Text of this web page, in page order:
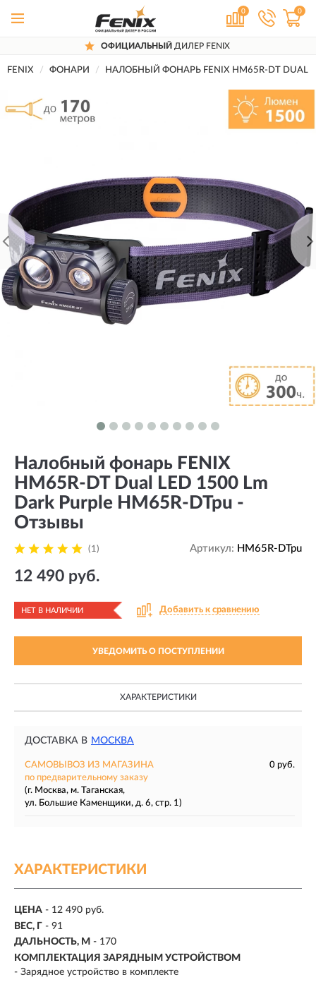
0 0
ОФИЦИАЛЬНЫЙ ДИЛЕР FENIX
FENIX ФОНАРИ НАЛОБНЫЙ ФОНАРЬ FENIX HM65R-DT DUAL
Налобный фонарь FENIX
HM65R-DT Dual LED 1500 Lm
Dark Purple HM65R-DTpu -
Отзывы
(1) Артикул: HM65R-DTpu
12 490 руб.
НЕТ В НАЛИЧИИ Добавить к сравнению
УВЕДОМИТЬ О ПОСТУПЛЕНИИ
ХАРАКТЕРИСТИКИ
ДОСТАВКА В МОСКВА
САМОВЫВОЗ ИЗ МАГАЗИНА
0 руб.
по предварительному заказу
(г. Москва, м. Таганская,
ул. Большие Каменщики, д. 6, стр. 1)
ХАРАКТЕРИСТИКИ
ЦЕНА - 12 490 руб.
ВЕС, Г - 91
ДАЛЬНОСТЬ, М - 170
КОМПЛЕКТАЦИЯ ЗАРЯДНЫМ УСТРОЙСТВОМ
- Зарядное устройство в комплекте